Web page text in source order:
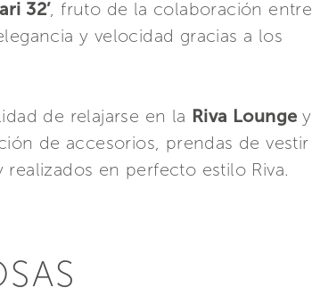
32’, fruto de la colaboración entre
y velocidad gracias a los
de relajarse en la Riva Lounge y
de accesorios, prendas de vestir
en perfecto estilo Riva.